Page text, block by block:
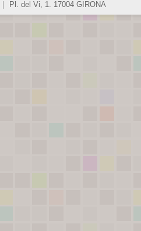
Pl. del Vi, 1. 17004 GIRONA